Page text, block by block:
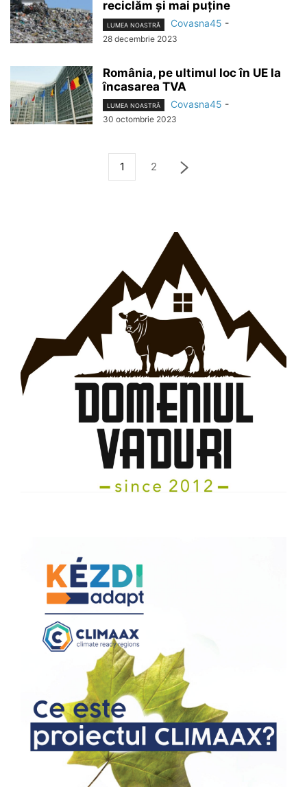
reciclăm și mai puține
LUMEA NOASTRĂ Covasna45 -
28 decembrie 2023
România, pe ultimul loc în UE la
încasarea TVA
LUMEA NOASTRĂ Covasna45 -
30 octombrie 2023
1 2